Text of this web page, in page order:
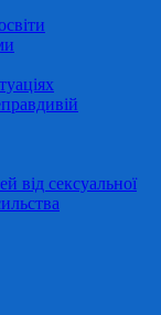
від сексуальної